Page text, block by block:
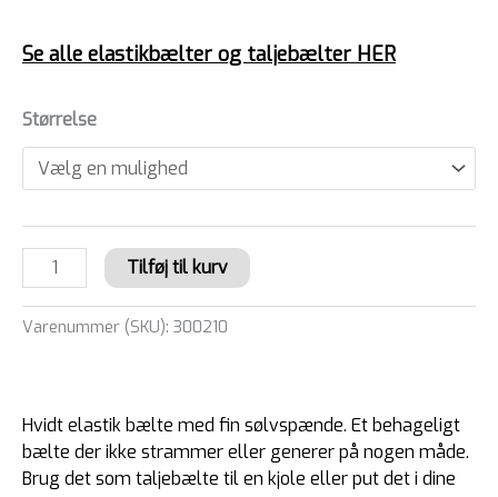
Se alle elastikbælter og taljebælter HER
Størrelse
antal
Tilføj til kurv
Varenummer (SKU): 300210
Hvidt elastik bælte med fin sølvspænde. Et behageligt
bælte der ikke strammer eller generer på nogen måde.
Brug det som taljebælte til en kjole eller put det i dine